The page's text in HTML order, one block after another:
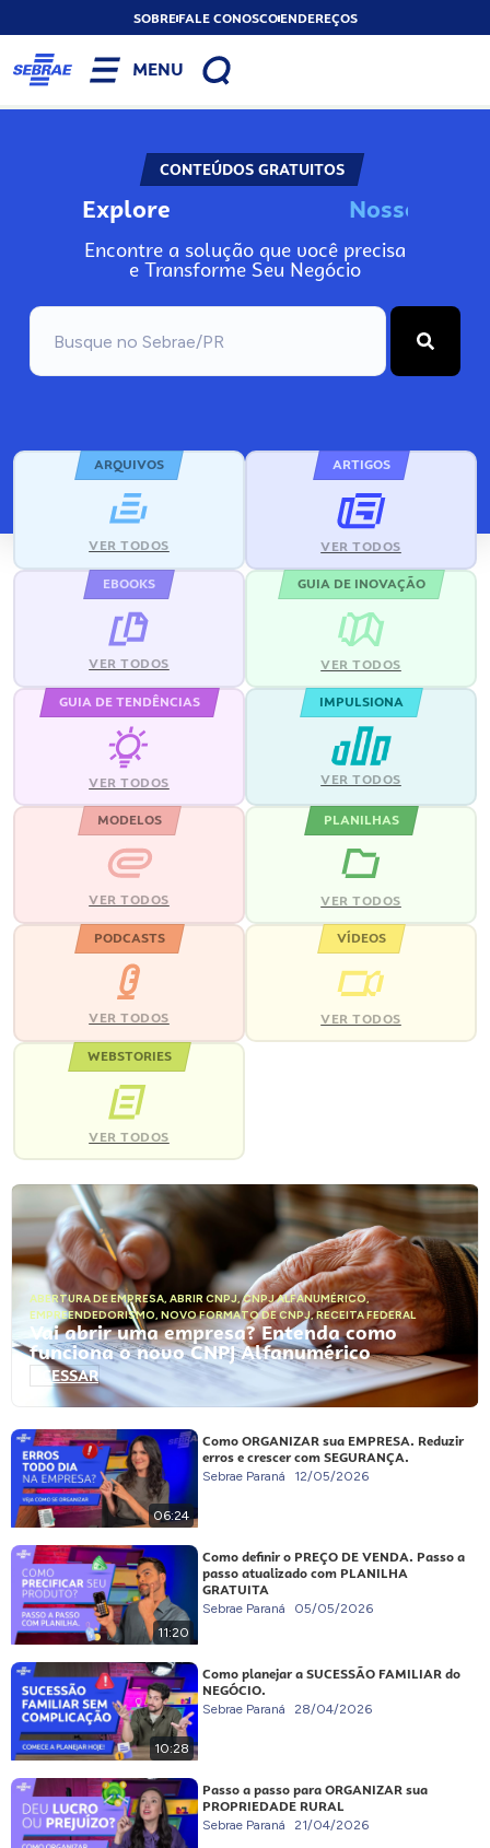
SOBREFALE CONOSCOENDEREÇOS
MENU
CONTEÚDOS GRATUITOS
Explore Noss
Encontre a solução que você precisa
e Transforme Seu Negócio
ARQUIVOS
VER TODOS
ARTIGOS
VER TODOS
EBOOKS
VER TODOS
GUIA DE INOVAÇÃO
VER TODOS
GUIA DE TENDÊNCIAS
VER TODOS
IMPULSIONA
VER TODOS
MODELOS
VER TODOS
PLANILHAS
VER TODOS
PODCASTS
VER TODOS
VÍDEOS
VER TODOS
WEBSTORIES
VER TODOS
ABERTURA DE EMPRESA, ABRIR CNPJ,CNPJ ALFANUMÉRICO,
EMPREENDEDORISMO, NOVO FORMATO DE CNPJ,RECEITA FEDERAL
Vai abrir uma empresa? Entenda como
funciona o novo CNPJ Alfanumérico
ACESSAR
06:24
Como ORGANIZAR sua EMPRESA. Reduzir
erros e crescer com SEGURANÇA.
Sebrae Paraná 12/05/2026
11:20
Como definir o PREÇO DE VENDA. Passo a
passo atualizado com PLANILHA
GRATUITA
Sebrae Paraná 05/05/2026
10:28
Como planejar a SUCESSÃO FAMILIAR do
NEGÓCIO.
Sebrae Paraná 28/04/2026
Passo a passo para ORGANIZAR sua
PROPRIEDADE RURAL
Sebrae Paraná 21/04/2026